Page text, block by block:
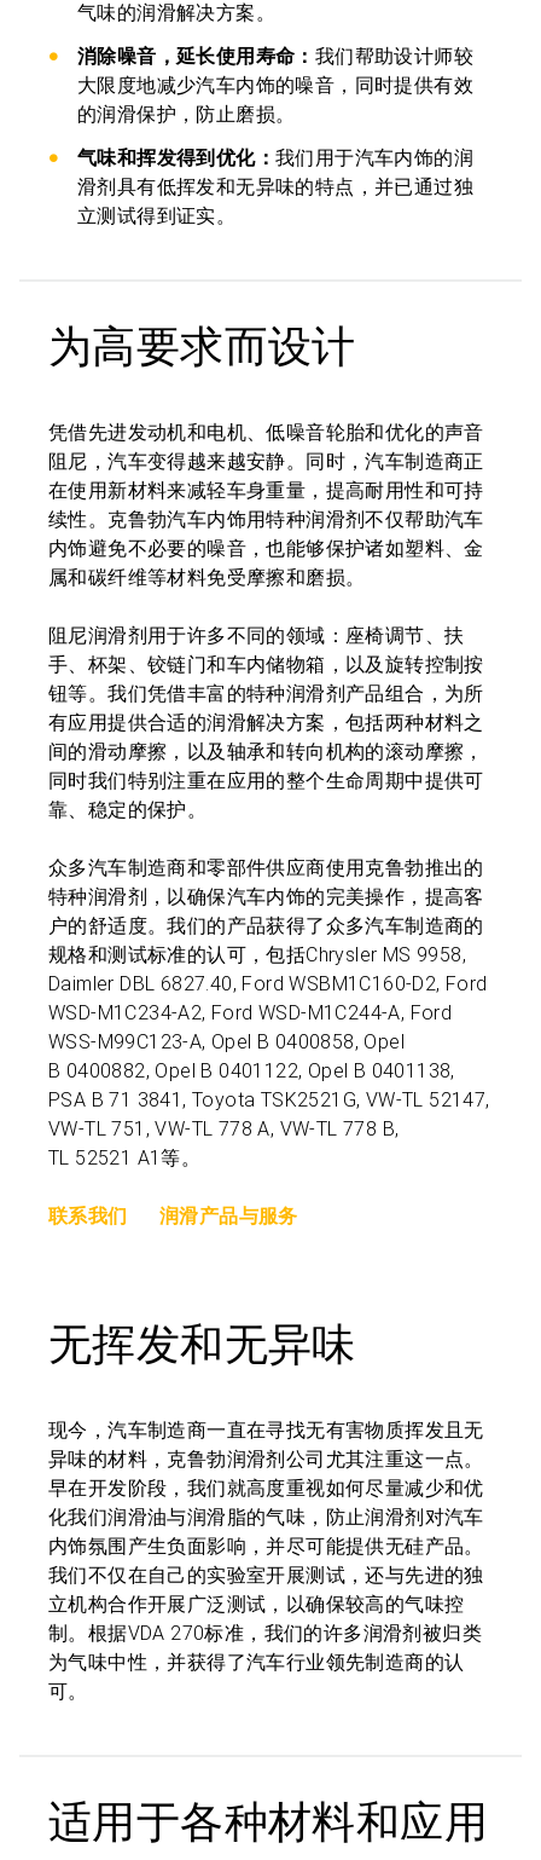
气味的润滑解决方案。
消除噪音，延长使用寿命： 我们帮助设计师较
大限度地减少汽车内饰的噪音，同时提供有效
的润滑保护，防止磨损。
气味和挥发得到优化： 我们用于汽车内饰的润
滑剂具有低挥发和无异味的特点，并已通过独
立测试得到证实。
为高要求而设计
凭借先进发动机和电机、低噪音轮胎和优化的声音
阻尼，汽车变得越来越安静。同时，汽车制造商正
在使用新材料来减轻车身重量，提高耐用性和可持
续性。克鲁勃汽车内饰用特种润滑剂不仅帮助汽车
内饰避免不必要的噪音，也能够保护诸如塑料、金
属和碳纤维等材料免受摩擦和磨损。
阻尼润滑剂用于许多不同的领域：座椅调节、扶
手、杯架、铰链门和车内储物箱，以及旋转控制按
钮等。我们凭借丰富的特种润滑剂产品组合，为所
有应用提供合适的润滑解决方案，包括两种材料之
间的滑动摩擦，以及轴承和转向机构的滚动摩擦，
同时我们特别注重在应用的整个生命周期中提供可
靠、稳定的保护。
众多汽车制造商和零部件供应商使用克鲁勃推出的
特种润滑剂，以确保汽车内饰的完美操作，提高客
户的舒适度。我们的产品获得了众多汽车制造商的
规格和测试标准的认可，包括Chrysler MS 9958,
Daimler DBL 6827.40, Ford WSBM1C160-D2, Ford
WSD-M1C234-A2, Ford WSD-M1C244-A, Ford
WSS-M99C123-A, Opel B 0400858, Opel
B 0400882, Opel B 0401122, Opel B 0401138,
PSA B 71 3841, Toyota TSK2521G, VW-TL 52147,
VW-TL 751, VW-TL 778 A, VW-TL 778 B,
TL 52521 A1等。
联系我们 润滑产品与服务
无挥发和无异味
现今，汽车制造商一直在寻找无有害物质挥发且无
异味的材料，克鲁勃润滑剂公司尤其注重这一点。
早在开发阶段，我们就高度重视如何尽量减少和优
化我们润滑油与润滑脂的气味，防止润滑剂对汽车
内饰氛围产生负面影响，并尽可能提供无硅产品。
我们不仅在自己的实验室开展测试，还与先进的独
立机构合作开展广泛测试，以确保较高的气味控
制。根据VDA 270标准，我们的许多润滑剂被归类
为气味中性，并获得了汽车行业领先制造商的认
可。
适用于各种材料和应用